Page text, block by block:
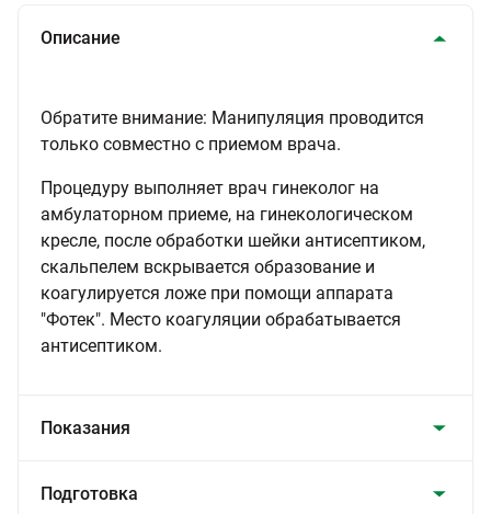
Описание
Обратите внимание: Манипуляция проводится
только совместно с приемом врача.
Процедуру выполняет врач гинеколог на
амбулаторном приеме, на гинекологическом
кресле, после обработки шейки антисептиком,
скальпелем вскрывается образование и
коагулируется ложе при помощи аппарата
"Фотек". Место коагуляции обрабатывается
антисептиком.
Показания
Подготовка